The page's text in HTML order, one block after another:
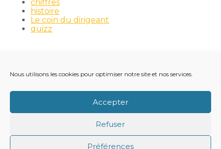
Nous utilisons les cookies pour optimiser notre site et nos services.
Accepter
Refuser
Préférences
chiffres
histoire
Le coin du dirigeant
quizz
Principale
RECRUTEMENT
NOTRE ACTUALITÉ
VIE DU CABINET
CONTACT
MENTIONS LÉGALES